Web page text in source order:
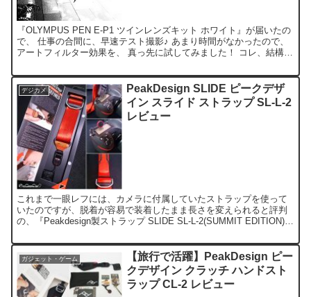
『OLYMPUS PEN E-P1 ツインレンズキット ホワイト』が届いたの
で、 仕事の合間に、早速テスト撮影♪ あまり時間がなかったので、
アートフィルター効果を、 真っ先に試してみました！ コレ、結構楽
デジカメ
PeakDesign SLIDE ピークデザ
イン スライド ストラップ SL-L-2
レビュー
これまで一眼レフには、カメラに付属していたストラップを使って
いたのですが、脱着が容易で装着したまま長さを変えられると評判
の、『Peakdesign製ストラップ SLIDE SL-L-2(SUMMIT EDITION)』
ガジェット・ゲーム
【旅行で活躍】PeakDesign ピー
クデザイン クラッチ ハンドスト
ラップ CL-2 レビュー